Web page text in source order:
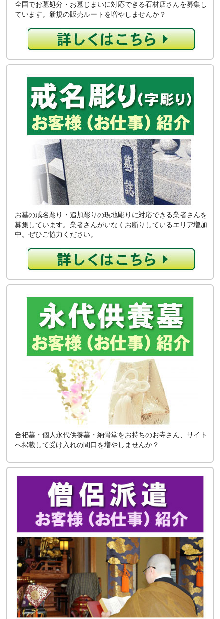
全国でお墓処分・お墓じまいに対応できる石材店さんを募集し
ています。新規の販売ルートを増やしませんか？
お墓の戒名彫り・追加彫りの現地彫りに対応できる業者さんを
募集しています。業者さんがいなくお断りしているエリア増加
中。ぜひご協力ください。
合祀墓・個人永代供養墓・納骨堂をお持ちのお寺さん、サイト
へ掲載して受け入れの間口を増やしませんか？